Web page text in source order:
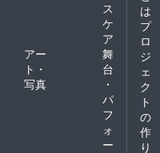
ス
ケ
ア
アー
ト・
写真
舞
台
・
パ
フ
ォ
ー
は
プ
ロ
ジ
ェ
ク
ト
の
作
り